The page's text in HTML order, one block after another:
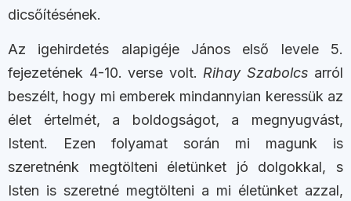
dicsőítésének.
Az igehirdetés alapigéje János első levele 5.
fejezetének 4-10. verse volt. Rihay Szabolcs arról
beszélt, hogy mi emberek mindannyian keressük az
élet értelmét, a boldogságot, a megnyugvást,
Istent. Ezen folyamat során mi magunk is
szeretnénk megtölteni életünket jó dolgokkal, s
Isten is szeretné megtölteni a mi életünket azzal,